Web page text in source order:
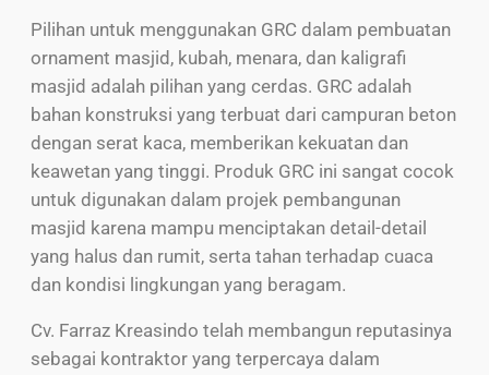
Pilihan untuk menggunakan GRC dalam pembuatan
ornament masjid, kubah, menara, dan kaligrafi
masjid adalah pilihan yang cerdas. GRC adalah
bahan konstruksi yang terbuat dari campuran beton
dengan serat kaca, memberikan kekuatan dan
keawetan yang tinggi. Produk GRC ini sangat cocok
untuk digunakan dalam projek pembangunan
masjid karena mampu menciptakan detail-detail
yang halus dan rumit, serta tahan terhadap cuaca
dan kondisi lingkungan yang beragam.
Cv. Farraz Kreasindo telah membangun reputasinya
sebagai kontraktor yang terpercaya dalam